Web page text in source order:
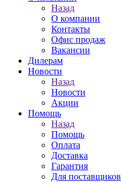
Назад
О компании
Контакты
Офис продаж
Вакансии
Дилерам
Новости
Назад
Новости
Акции
Помощь
Назад
Помощь
Оплата
Доставка
Гарантия
Для поставщиков